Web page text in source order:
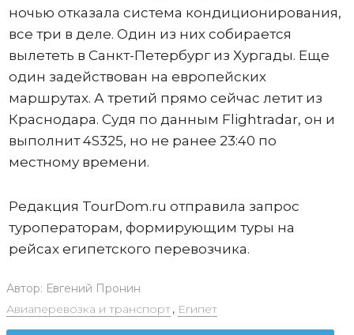
ночью отказала система кондиционирования,
все три в деле. Один из них собирается
вылететь в Санкт-Петербург из Хургады. Еще
один задействован на европейских
маршрутах. А третий прямо сейчас летит из
Краснодара. Судя по данным Flightradar, он и
выполнит 4S325, но не ранее 23:40 по
местному времени.
Редакция TourDom.ru отправила запрос
туроператорам, формирующим туры на
рейсах египетского перевозчика.
Автор: Евгений Пронин
Авиаперевозка и транспорт, Египет